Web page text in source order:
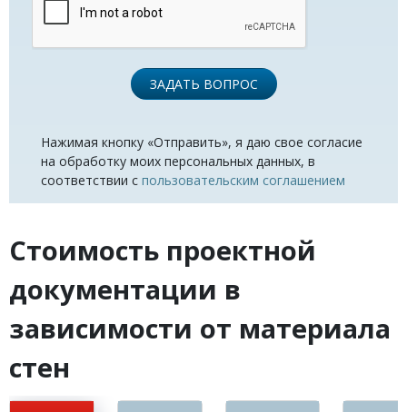
ЗАДАТЬ ВОПРОС
Нажимая кнопку «Отправить», я даю свое согласие
на обработку моих персональных данных, в
соответствии с пользовательским соглашением
Стоимость проектной
документации в
зависимости от материала
стен